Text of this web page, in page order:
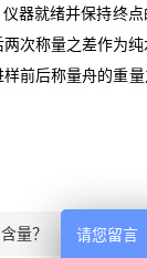
器就绪并保持终
次称量之差作为
前后称量舟的重
量？ 请您留言